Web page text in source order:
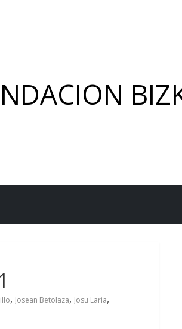
, Josean Betolaza, Josu Laria,